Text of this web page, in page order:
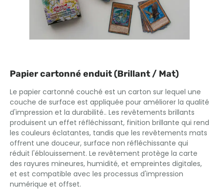
Papier cartonné enduit (Brillant / Mat)
Le papier cartonné couché est un carton sur lequel une
couche de surface est appliquée pour améliorer la qualité
d'impression et la durabilité.. Les revêtements brillants
produisent un effet réfléchissant, finition brillante qui rend
les couleurs éclatantes, tandis que les revêtements mats
offrent une douceur, surface non réfléchissante qui
réduit l'éblouissement. Le revêtement protège la carte
des rayures mineures, humidité, et empreintes digitales,
et est compatible avec les processus d'impression
numérique et offset.